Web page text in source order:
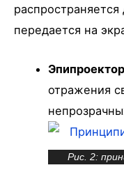
передается на
отражения
Рис. 2: